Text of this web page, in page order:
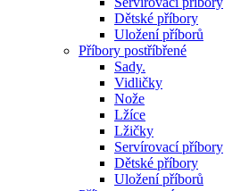
Dětské příbory
Uložení příborů
Příbory postříbřené
Sady.
Vidličky
Nože
Lžíce
Lžičky
Servírovací příbory
Dětské příbory
Uložení příborů